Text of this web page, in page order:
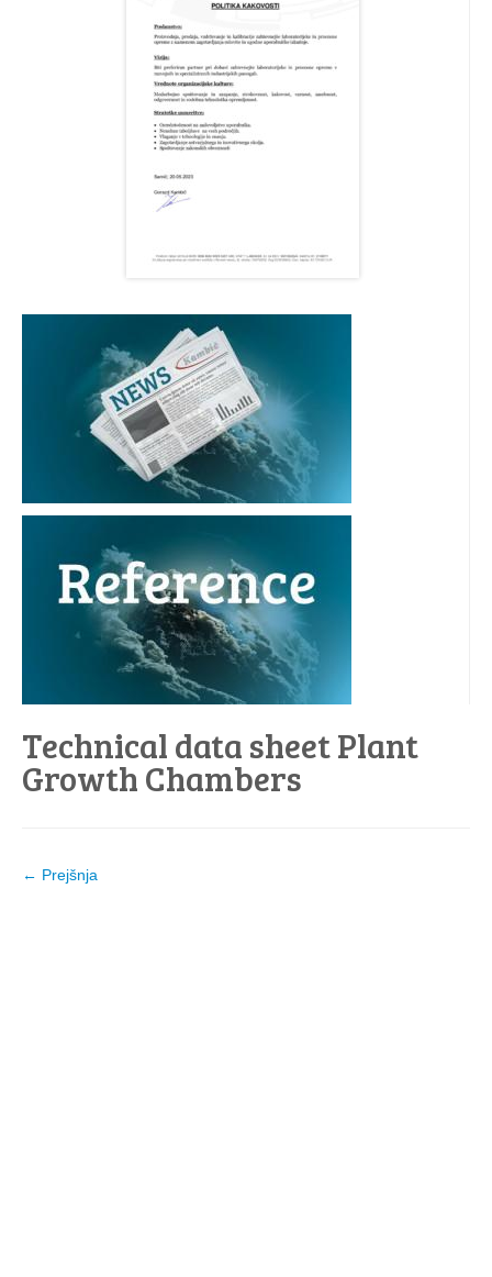
Technical data sheet Plant
Growth Chambers
← Prejšnja